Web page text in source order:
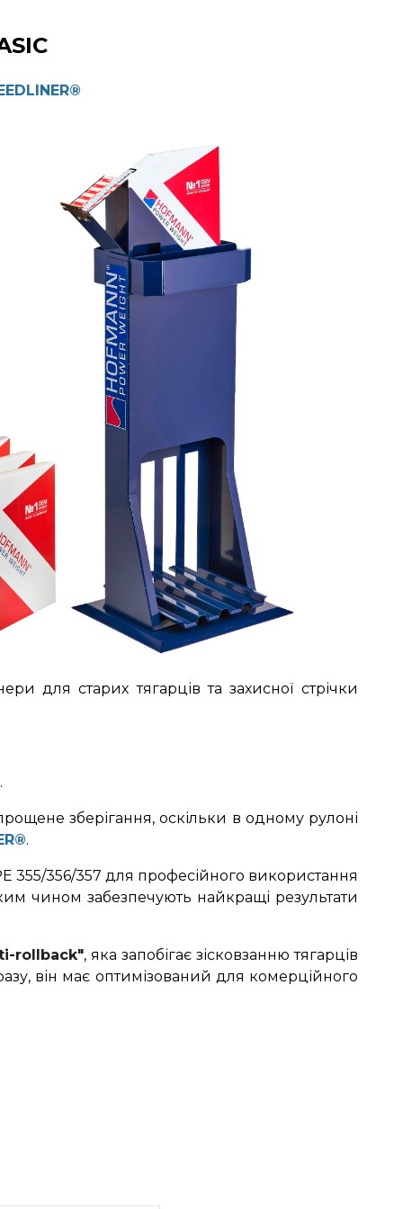
®
для старих тягарців та захисної стрічки
зберігання, оскільки в одному рулоні
®.
355/356/357 для професійного використання
чином забезпечують найкращі результати
rollback", яка запобігає зісковзанню тягарців
він має оптимізований для комерційного